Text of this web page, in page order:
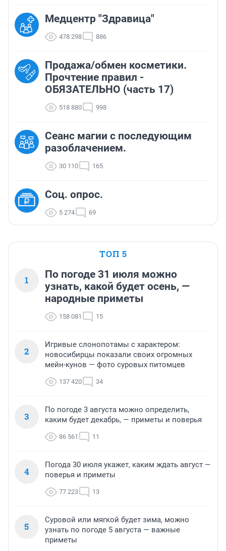
Медцентр "Здравица"
478 298 886
Продажа/обмен косметики.
Прочтение правил -
ОБЯЗАТЕЛЬНО (часть 17)
518 880 998
Сеанс магии с последующим
разоблачением.
30 110 165
Соц. опрос.
5 274 69
ТОП 5
1
По погоде 31 июля можно
узнать, какой будет осень, —
народные приметы
158 081 15
2
Игривые слонопотамы с характером:
новосибирцы показали своих огромных
мейн-кунов — фото суровых питомцев
137 420 34
3
По погоде 3 августа можно определить,
каким будет декабрь, — приметы и поверья
86 561 11
4
Погода 30 июля укажет, каким ждать август —
поверья и приметы
77 223 13
5
Суровой или мягкой будет зима, можно
узнать по погоде 5 августа — важные
приметы